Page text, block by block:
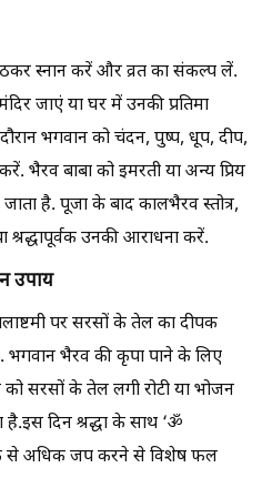
स्नान करें और व्रत का संकल्प लें.
जाएं या घर में उनकी प्रतिमा
भगवान को चंदन, पुष्प, धूप, दीप,
भैरव बाबा को इमरती या अन्य प्रिय
है. पूजा के बाद कालभैरव स्तोत्र,
उनकी आराधना करें.
उपाय
पर सरसों के तेल का दीपक
भगवान भैरव की कृपा पाने के लिए
को सरसों के तेल लगी रोटी या भोजन
है.इस दिन श्रद्धा के साथ ‘ॐ
से अधिक जप करने से विशेष फल